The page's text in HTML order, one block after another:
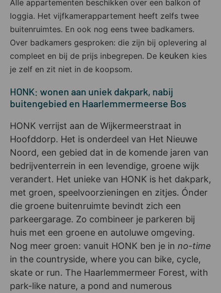
Alle appartementen beschikken over een balkon of
loggia. Het vijfkamerappartement heeft zelfs twee
buitenruimtes. En ook nog eens twee badkamers.
Over badkamers gesproken: die zijn bij oplevering al
compleet en bij de prijs inbegrepen. De keuken kies
je zelf en zit niet in de koopsom.
HONK: wonen aan uniek dakpark, nabij
buitengebied en Haarlemmermeerse Bos
HONK verrijst aan de Wijkermeerstraat in
Hoofddorp. Het is onderdeel van Het Nieuwe
Noord, een gebied dat in de komende jaren van
bedrijventerrein in een levendige, groene wijk
verandert. Het unieke van HONK is het dakpark,
met groen, speelvoorzieningen en zitjes. Ónder
die groene buitenruimte bevindt zich een
parkeergarage. Zo combineer je parkeren bij
huis met een groene en autoluwe omgeving.
Nog meer groen: vanuit HONK ben je in no-time
in the countryside, where you can bike, cycle,
skate or run. The Haarlemmermeer Forest, with
park-like nature, a pond and numerous